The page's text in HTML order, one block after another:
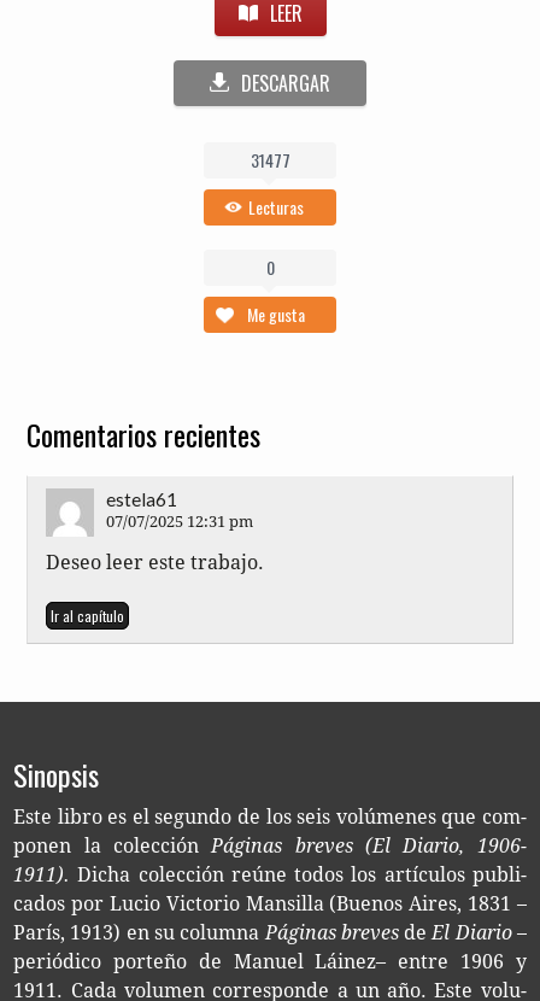
LEER
DESCARGAR
31477
Lecturas
0
Me gusta
Comentarios recientes
estela61
07/07/2025 12:31 pm
Deseo leer este trabajo.
Ir al capítulo
Sinopsis
Este libro es el segun­do de los seis volú­me­nes que com­
po­nen la colección Pági­nas bre­ves (El Dia­rio, 1906-
1911). Dicha colec­ción reúne todos los artícu­los publi­
ca­dos por Lucio Vic­to­rio Man­si­lla (Bue­nos Aires, 1831 –
París, 1913) en su columna Pági­nas brevesde El Diario–
perió­di­co por­te­ño de Manuel Lái­nez– entre 1906 y
1911. Cada volu­men corres­pon­de a un año. Este volu­